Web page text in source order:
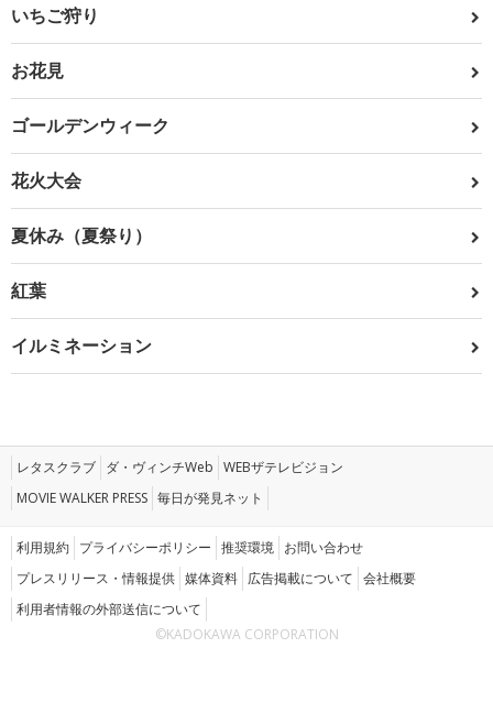
いちご狩り
お花見
ゴールデンウィーク
花火大会
夏休み（夏祭り）
紅葉
イルミネーション
レタスクラブ ダ・ヴィンチWeb WEBザテレビジョン
MOVIE WALKER PRESS 毎日が発見ネット
利用規約 プライバシーポリシー 推奨環境 お問い合わせ
プレスリリース・情報提供 媒体資料 広告掲載について 会社概要
利用者情報の外部送信について
©KADOKAWA CORPORATION